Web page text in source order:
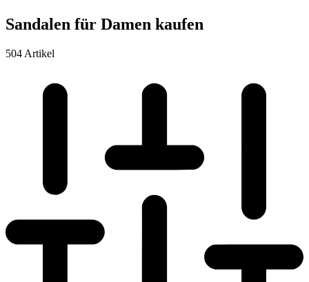
Sandalen für Damen kaufen
504 Artikel